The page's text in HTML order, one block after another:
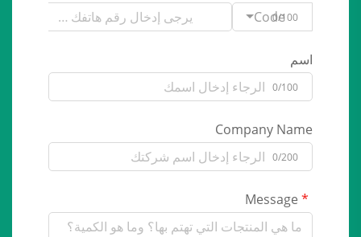
Code0/100
اسم
0/100
Company Name
0/200